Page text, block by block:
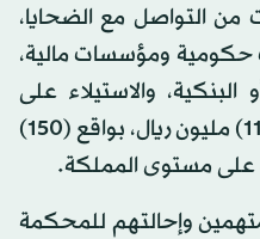
التواصل مع الضحايا،
ومؤسسات مالية،
والاستيلاء على
أموالهم التي تقدر بأكثر من (11) مليون ريال، بواقع (150)
على مستوى المملكة.
وإحالتهم للمحكمة